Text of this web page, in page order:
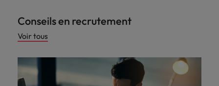
Conseils en recrutement
Voir tous